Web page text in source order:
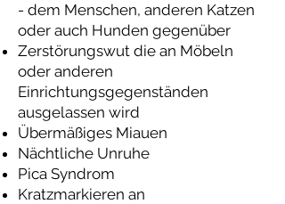
- dem Menschen, anderen Katzen
oder auch Hunden gegenüber
Zerstörungswut die an Möbeln
oder anderen
Einrichtungsgegenständen
ausgelassen wird
Übermäßiges Miauen
Nächtliche Unruhe
Pica Syndrom
Kratzmarkieren an